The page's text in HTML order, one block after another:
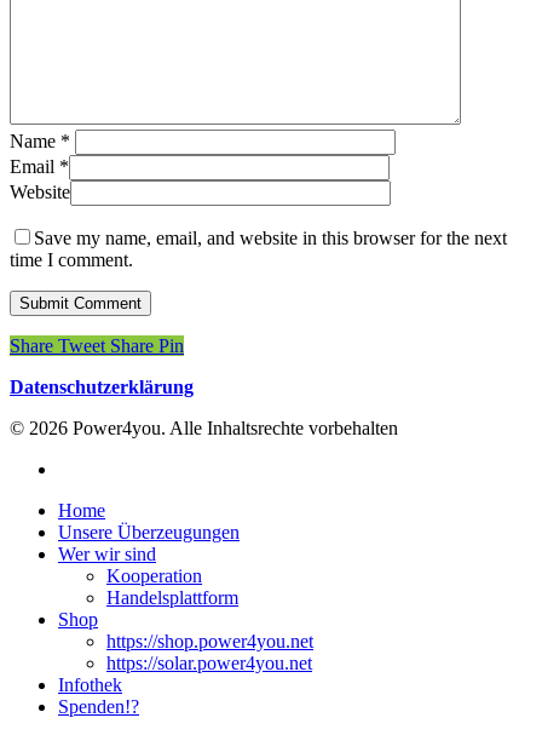
Name *
Email *
Website
Save my name, email, and website in this browser for the next
time I comment.
Share Tweet Share Pin
Datenschutzerklärung
© 2026 Power4you. Alle Inhaltsrechte vorbehalten
Close
Menu
Home
Unsere Überzeugungen
Wer wir sind
Kooperation
Handelsplattform
Shop
https://shop.power4you.net
https://solar.power4you.net
Infothek
Spenden!?